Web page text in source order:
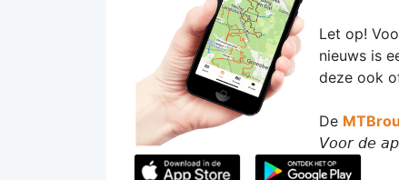
Let op!
nieuws is
deze ook
De
𝘝𝘰𝘰𝘳 𝘥𝘦